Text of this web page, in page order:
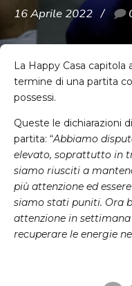
16 Aprile 2022
La Happy Casa capitola
termine di una partita
possessi.
Queste le dichiarazioni
partita: “Abbiamo
elevato, soprattutto in
siamo riusciti a
più attenzione ed
siamo stati puniti. Ora
attenzione in
recuperare le energie